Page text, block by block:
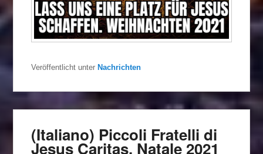
Veröffentlicht unter Nachrichten
(Italiano) Piccoli Fratelli di
Jesus Caritas, Natale 2021